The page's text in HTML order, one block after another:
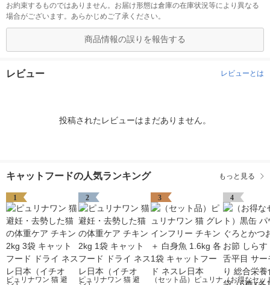
お約束するものではありません。お届け形態は倉庫の在庫状況等により異なる
場合がございます。あらかじめご了承ください。
商品情報の誤りを報告する
レビュー レビューとは
投稿されたレビューはまだありません。
キャットフードの人気ランキング もっと見る
1
ピュリナワン 猫 避
2
ピュリナワン 猫 避
3
（セット品）ピュリナ
4
（お得なセッ